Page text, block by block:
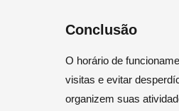
Conclusão
O horário de
visitas e evitar
organizem suas